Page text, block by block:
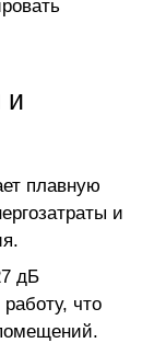
и
плавную
и
дБ
что